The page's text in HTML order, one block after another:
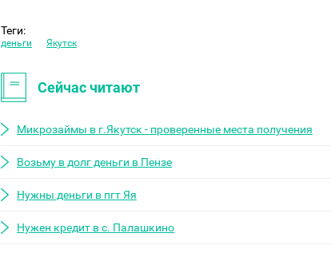
Теги:
деньги Якутск
Сейчас читают
Микрозаймы в г.Якутск - проверенные места получения
Возьму в долг деньги в Пензе
Нужны деньги в пгт Яя
Нужен кредит в с. Палашкино